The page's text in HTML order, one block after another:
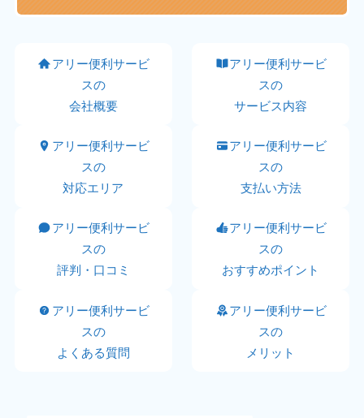
アリー便利サービ
スの
会社概要
アリー便利サービ
スの
サービス内容
アリー便利サービ
スの
対応エリア
アリー便利サービ
スの
支払い方法
アリー便利サービ
スの
評判・口コミ
アリー便利サービ
スの
おすすめポイント
アリー便利サービ
スの
よくある質問
アリー便利サービ
スの
メリット